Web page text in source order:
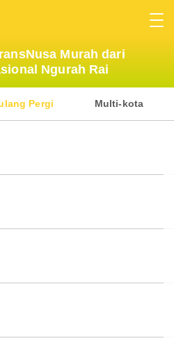
Murah dari
Ngurah Rai
Pergi Multi-kota